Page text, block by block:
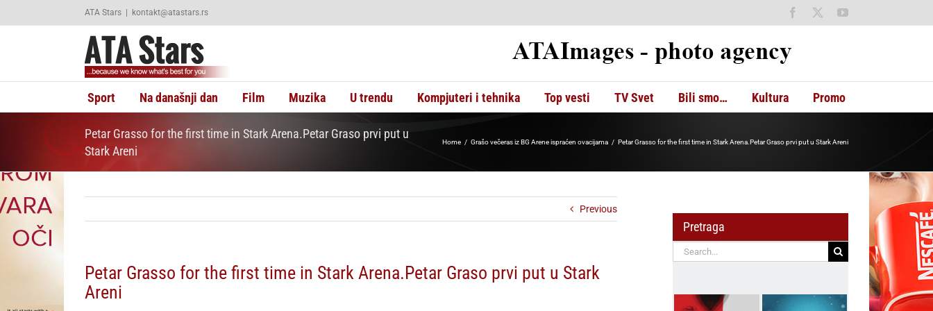
ATA Stars | kontakt@atastars.rs Facebook YouTube
Sport Na današnji dan Film Muzika U trendu Kompjuteri i tehnika Top vesti TV Svet Bili smo… Kultura Promo
Petar Grasso for the first time in Stark Arena.Petar Graso prvi put u
Stark Areni
Home Grašo večeras iz BG Arene ispraćen ovacijama Petar Grasso for the first time in Stark Arena.Petar Graso prvi put u Stark Areni
Previous
Petar Grasso for the first time in Stark Arena.Petar Graso prvi put u Stark
Areni
Pretraga
Search
for: